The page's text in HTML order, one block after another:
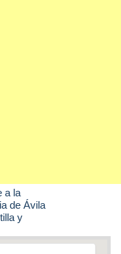
a la
de Ávila
y